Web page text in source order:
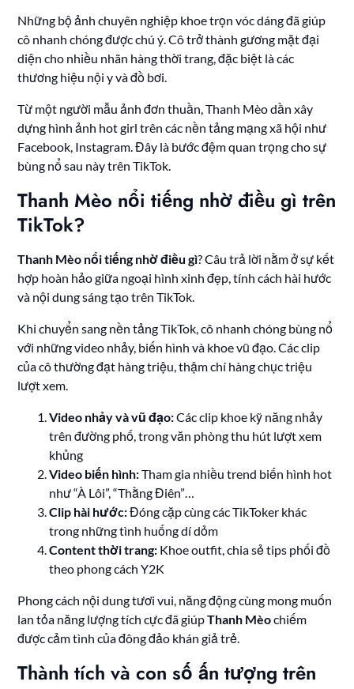
Những bộ ảnh chuyên nghiệp khoe trọn vóc dáng đã giúp
cô nhanh chóng được chú ý. Cô trở thành gương mặt đại
diện cho nhiều nhãn hàng thời trang, đặc biệt là các
thương hiệu nội y và đồ bơi.
Từ một người mẫu ảnh đơn thuần, Thanh Mèo dần xây
dựng hình ảnh hot girl trên các nền tảng mạng xã hội như
Facebook, Instagram. Đây là bước đệm quan trọng cho sự
bùng nổ sau này trên TikTok.
Thanh Mèo nổi tiếng nhờ điều gì trên
TikTok?
Thanh Mèo nổi tiếng nhờ điều gì? Câu trả lời nằm ở sự kết
hợp hoàn hảo giữa ngoại hình xinh đẹp, tính cách hài hước
và nội dung sáng tạo trên TikTok.
Khi chuyển sang nền tảng TikTok, cô nhanh chóng bùng nổ
với những video nhảy, biến hình và khoe vũ đạo. Các clip
của cô thường đạt hàng triệu, thậm chí hàng chục triệu
lượt xem.
Video nhảy và vũ đạo:Các clip khoe kỹ năng nhảy
trên đường phố, trong văn phòng thu hút lượt xem
khủng
Video biến hình:Tham gia nhiều trend biến hình hot
như “À Lôi”, “Thằng Điên”…
Clip hài hước:Đóng cặp cùng các TikToker khác
trong những tình huống dí dỏm
Content thời trang: Khoe outfit, chia sẻ tips phối đồ
theo phong cách Y2K
Phong cách nội dung tươi vui, năng động cùng mong muốn
lan tỏa năng lượng tích cực đã giúpThanh Mèochiếm
được cảm tình của đông đảo khán giả trẻ.
Thành tích và con số ấn tượng trên